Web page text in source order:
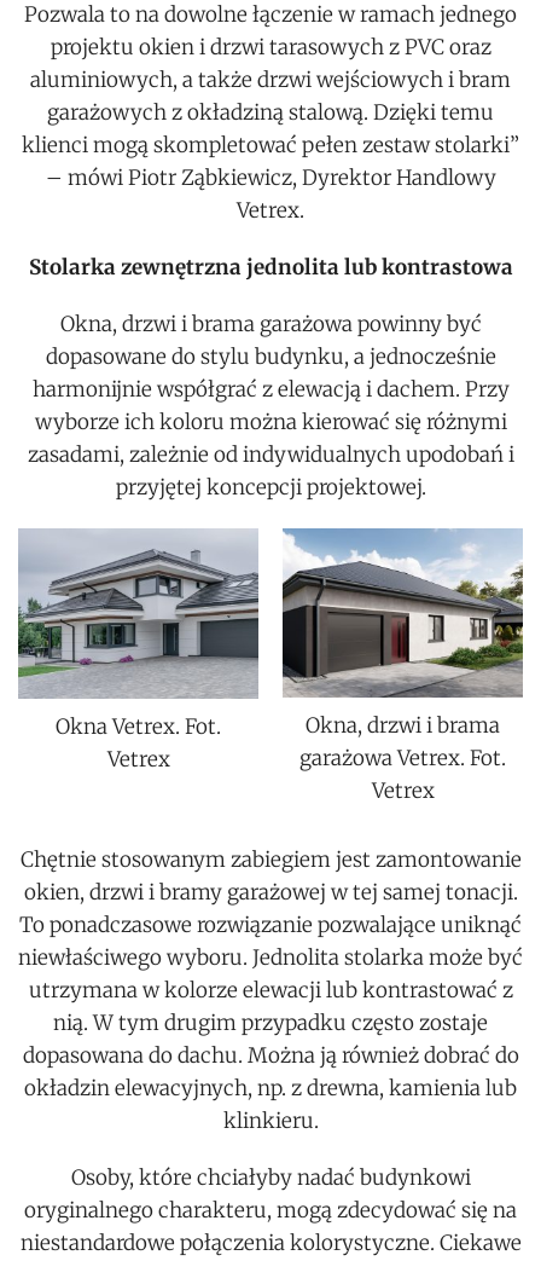
Pozwala to na dowolne łączenie w ramach jednego
projektu okien i drzwi tarasowych z PVC oraz
aluminiowych, a także drzwi wejściowych i bram
garażowych z okładziną stalową. Dzięki temu
klienci mogą skompletować pełen zestaw stolarki”
– mówi Piotr Ząbkiewicz, Dyrektor Handlowy
Vetrex.
Stolarka zewnętrzna jednolita lub kontrastowa
Okna, drzwi i brama garażowa powinny być
dopasowane do stylu budynku, a jednocześnie
harmonijnie współgrać z elewacją i dachem. Przy
wyborze ich koloru można kierować się różnymi
zasadami, zależnie od indywidualnych upodobań i
przyjętej koncepcji projektowej.
Okna Vetrex. Fot.
Vetrex
Okna, drzwi i brama
garażowa Vetrex. Fot.
Vetrex
Chętnie stosowanym zabiegiem jest zamontowanie
okien, drzwi i bramy garażowej w tej samej tonacji.
To ponadczasowe rozwiązanie pozwalające uniknąć
niewłaściwego wyboru. Jednolita stolarka może być
utrzymana w kolorze elewacji lub kontrastować z
nią. W tym drugim przypadku często zostaje
dopasowana do dachu. Można ją również dobrać do
okładzin elewacyjnych, np. z drewna, kamienia lub
klinkieru.
Osoby, które chciałyby nadać budynkowi
oryginalnego charakteru, mogą zdecydować się na
niestandardowe połączenia kolorystyczne. Ciekawe